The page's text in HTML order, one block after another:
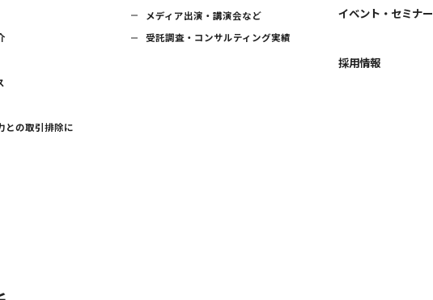
との取引排除に
メディア出演・講演会など
受託調査・コンサルティング実績
イベント・セミナー
採用情報